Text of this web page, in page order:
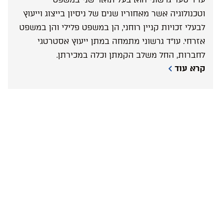
וטכנולוגיה אשר מאחוריו שנים של ניסיון בייצוג וייעוץ
לבעלי זכויות קניין רוחני, הן במשפט פלילי והן במשפט
אזרחי. עו”ד גרשוני מתמחה במתן ייעוץ אסטרטגי
לחברות, החל משלב הקמתן וכלה במכירתן.
קרא עוד